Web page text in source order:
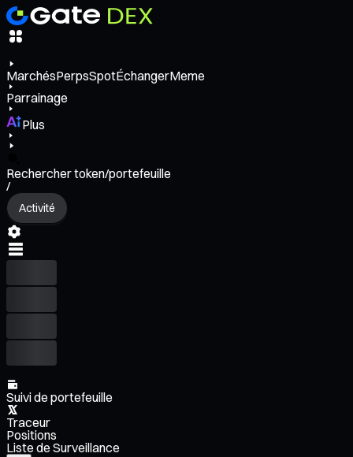
MarchésPerpsSpotÉchangerMeme
Parrainage
Plus
Rechercher token/portefeuille
/
Activité
Suivi de portefeuille
Traceur
Positions
Liste de Surveillance